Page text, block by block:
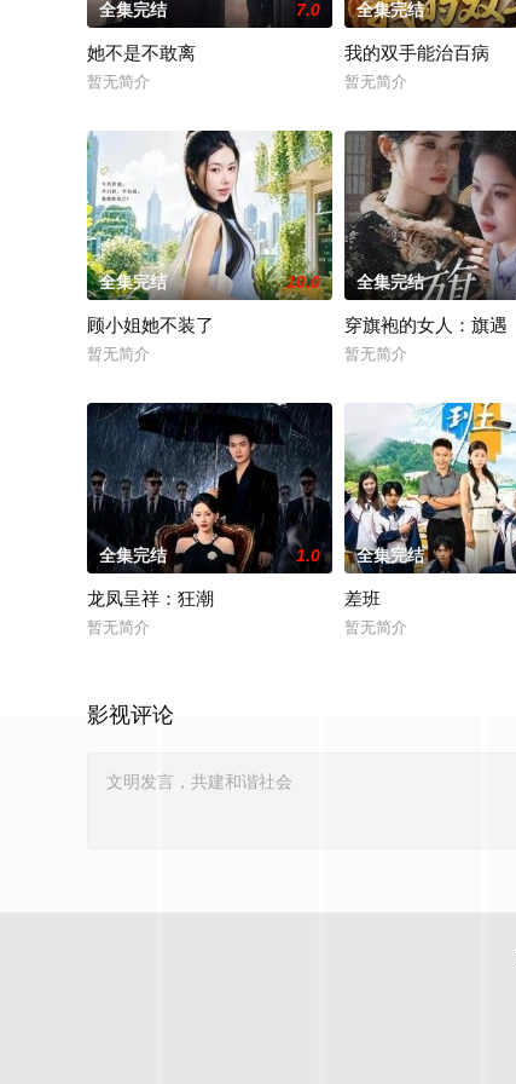
全集完结 7.0
她不是不敢离
暂无简介
全集完结
我的双手能治百病
暂无简介
全集完结 10.0
顾小姐她不装了
暂无简介
全集完结
穿旗袍的女人：旗遇
暂无简介
全集完结 1.0
龙凤呈祥：狂潮
暂无简介
全集完结
差班
暂无简介
影视评论